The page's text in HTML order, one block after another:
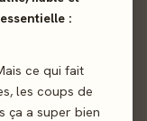
:
ce qui fait
les coups de
ça a super bien